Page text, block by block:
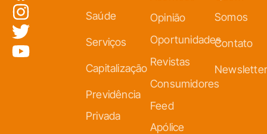
Saúde
Serviços
Capitalização
Previdência
Privada
Opinião
Oportunidades
Revistas
Consumidores
Feed
Apólice
Somos
Contato
Newsletter